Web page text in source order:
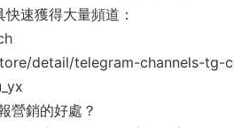
速獲得大量頻道：
detail/telegram-channels-tg-
營銷的好處？